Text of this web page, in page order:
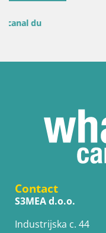
Contact
S3MEA d.o.o.
Industrijska c. 44